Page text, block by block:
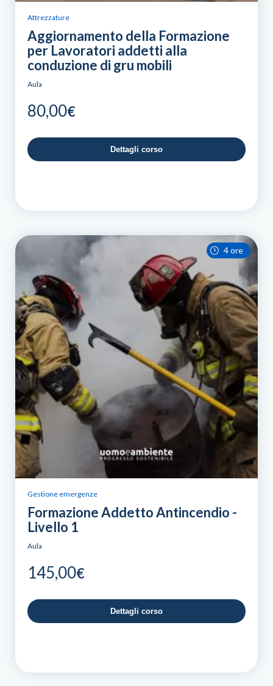
Attrezzature
Aggiornamento della Formazione
per Lavoratori addetti alla
conduzione di gru mobili
Aula
80,00€
Dettagli corso
Gestione emergenze
Formazione Addetto Antincendio -
Livello 1
Aula
4 ore
145,00€
Dettagli corso